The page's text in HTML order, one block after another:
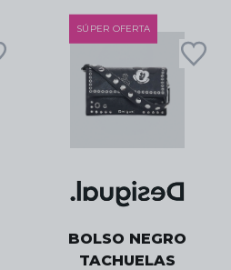
SÚPER OFERTA
BOLSO NEGRO
TACHUELAS